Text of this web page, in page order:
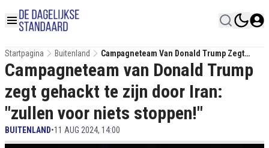
Startpagina Buitenland
Campagneteam Van Donald Trump Zegt
Gehackt Te Zijn Door Iran: "zullen Voor
Niets Stoppen!"
Campagneteam van Donald Trump
zegt gehackt te zijn door Iran:
"zullen voor niets stoppen!"
BUITENLAND•11 AUG 2024, 14:00